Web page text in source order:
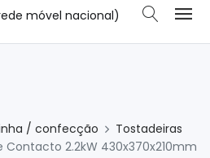
móvel nacional)
/ confecção
Tostadeiras
2.2kW 430x370x210mm